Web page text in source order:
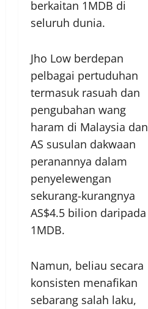
berkaitan 1MDB di
seluruh dunia.
Jho Low berdepan
pelbagai pertuduhan
termasuk rasuah dan
pengubahan wang
haram di Malaysia dan
AS susulan dakwaan
peranannya dalam
penyelewengan
sekurang-kurangnya
AS$4.5 bilion daripada
1MDB.
Namun, beliau secara
konsisten menafikan
sebarang salah laku,